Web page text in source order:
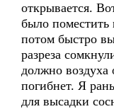
открывается.
было
потом быстро
разреза
должно воздуха
погибнет. Я
для высадки